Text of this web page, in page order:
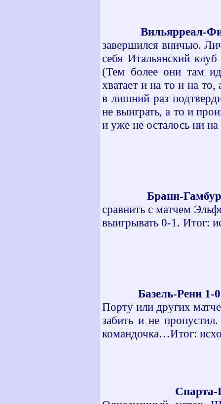
Вильярреал-
завершился вничью.
себя Итальянский
(Тем более они там
хватает и на то и на
в лишний раз
не выиграть, а то и
и уже не осталось ни
Бранн-
сравнить с матчем
выигрывать 0-1. Итог:
Базель-Ренн 1-
Порту или других
забить и не
командочка…Итог:
Спарта-